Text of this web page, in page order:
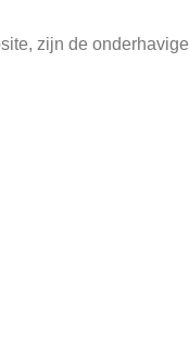
zijn de onderhavige